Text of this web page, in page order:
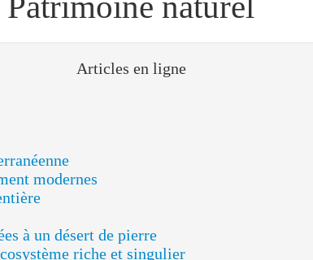
pierre
et singulier